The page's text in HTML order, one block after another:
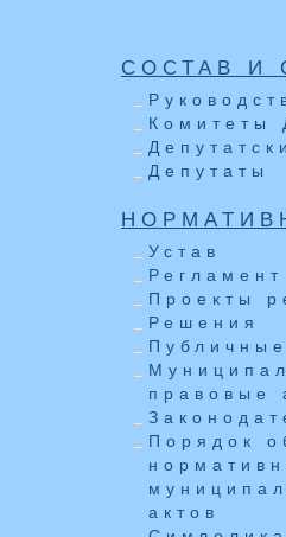
СОСТАВ И
Комитеты
Депутаты
Устав
Регламент
Проекты
Решения
правовые
Порядок
актов